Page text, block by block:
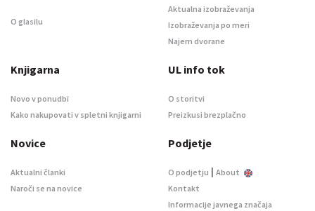
O glasilu
Aktualna izobraževanja
Izobraževanja po meri
Najem dvorane
Knjigarna
Novo v ponudbi
Kako nakupovati v spletni knjigarni
UL info tok
O storitvi
Preizkusi brezplačno
Novice
Aktualni članki
Naroči se na novice
Podjetje
O podjetju | About
Kontakt
Informacije javnega značaja